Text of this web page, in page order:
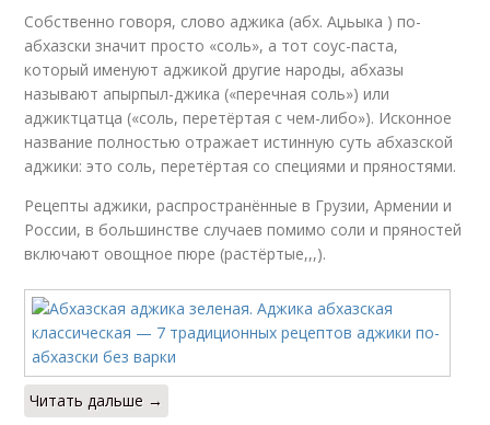
Собственно говоря, слово аджика (абх. Аџьыка ) по-
абхазски значит просто «соль», а тот соус-паста,
который именуют аджикой другие народы, абхазы
называют апырпыл-джика («перечная соль») или
аджиктцатца («соль, перетёртая с чем-либо»). Исконное
название полностью отражает истинную суть абхазской
аджики: это соль, перетёртая со специями и пряностями.
Рецепты аджики, распространённые в Грузии, Армении и
России, в большинстве случаев помимо соли и пряностей
включают овощное пюре (растёртые,,,).
Читать дальше →